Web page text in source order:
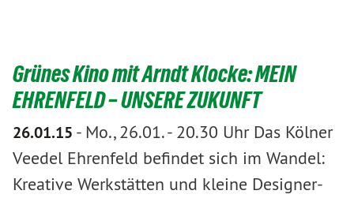
Grünes Kino mit Arndt Klocke: MEIN
EHRENFELD – UNSERE ZUKUNFT
26.01.15 - Mo., 26.01. - 20.30 Uhr Das Kölner
Veedel Ehrenfeld befindet sich im Wandel:
Kreative Werkstätten und kleine Designer-